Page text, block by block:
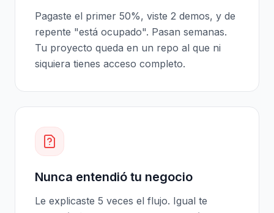
Pagaste el primer 50%, viste 2 demos, y de
repente "está ocupado". Pasan semanas.
Tu proyecto queda en un repo al que ni
siquiera tienes acceso completo.
Nunca entendió tu negocio
Le explicaste 5 veces el flujo. Igual te